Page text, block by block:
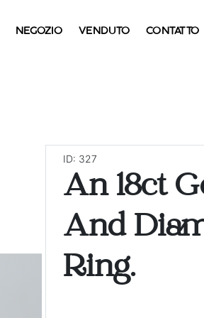
NEGOZIO VENDUTO CONTATTO
ID: 327
An 18ct
And
Ring.